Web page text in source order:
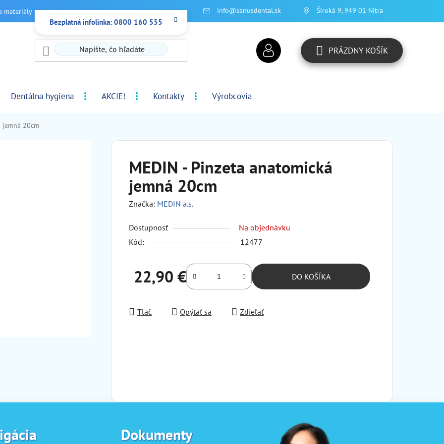
Bezplatná infolinka: 0800 160 555
materiály info@sanusdental.sk Široká 9, 949 01 Nitra
NÁKUPNÝ
PRÁZDNY KOŠÍK
Dentálna hygiena AKCIE! Kontakty Výrobcovia
jemná 20cm
MEDIN - Pinzeta anatomická
jemná 20cm
Značka: MEDIN a.s.
Dostupnosť
Na objednávku
Kód:
12477
22,90 €
Jednotková cena:
DO KOŠÍKA
Tlač Opýtať sa Zdieľať
Dokumenty